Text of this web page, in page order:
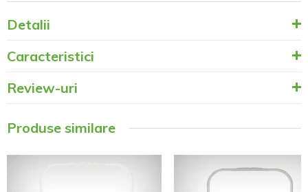
Detalii
Caracteristici
Review-uri
Produse similare